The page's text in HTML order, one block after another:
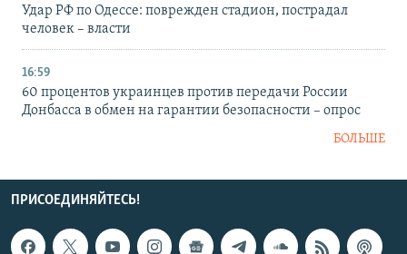
Удар РФ по Одессе: поврежден стадион, пострадал
человек – власти
16:59
60 процентов украинцев против передачи России
Донбасса в обмен на гарантии безопасности – опрос
БОЛЬШЕ
ПРИСОЕДИНЯЙТЕСЬ!